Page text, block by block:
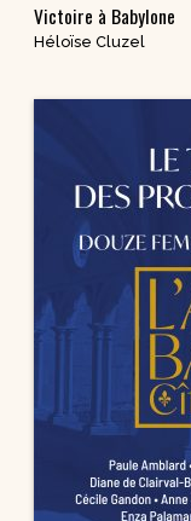
Victoire à Babylone
Héloïse Cluzel